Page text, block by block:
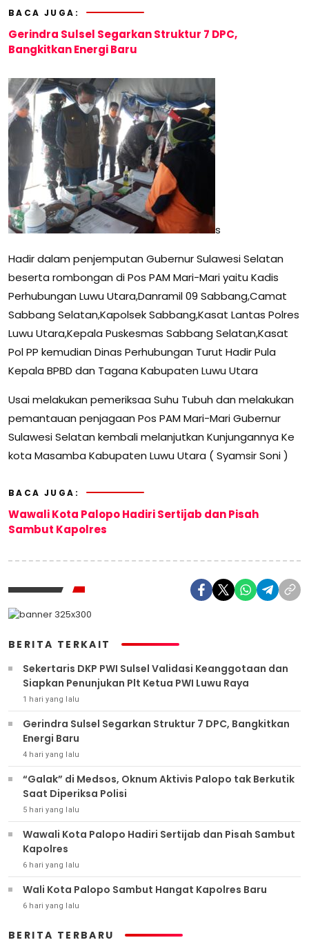
BACA JUGA:
Gerindra Sulsel Segarkan Struktur 7 DPC,
Bangkitkan Energi Baru
s
Hadir dalam penjemputan Gubernur Sulawesi Selatan
beserta rombongan di Pos PAM Mari-Mari yaitu Kadis
Perhubungan Luwu Utara,Danramil 09 Sabbang,Camat
Sabbang Selatan,Kapolsek Sabbang,Kasat Lantas Polres
Luwu Utara,Kepala Puskesmas Sabbang Selatan,Kasat
Pol PP kemudian Dinas Perhubungan Turut Hadir Pula
Kepala BPBD dan Tagana Kabupaten Luwu Utara
Usai melakukan pemeriksaa Suhu Tubuh dan melakukan
pemantauan penjagaan Pos PAM Mari-Mari Gubernur
Sulawesi Selatan kembali melanjutkan Kunjungannya Ke
kota Masamba Kabupaten Luwu Utara ( Syamsir Soni )
BACA JUGA:
Wawali Kota Palopo Hadiri Sertijab dan Pisah
Sambut Kapolres
BERITA TERKAIT
Sekertaris DKP PWI Sulsel Validasi Keanggotaan dan
Siapkan Penunjukan Plt Ketua PWI Luwu Raya
1 hari yang lalu
Gerindra Sulsel Segarkan Struktur 7 DPC, Bangkitkan
Energi Baru
4 hari yang lalu
“Galak” di Medsos, Oknum Aktivis Palopo tak Berkutik
Saat Diperiksa Polisi
5 hari yang lalu
Wawali Kota Palopo Hadiri Sertijab dan Pisah Sambut
Kapolres
6 hari yang lalu
Wali Kota Palopo Sambut Hangat Kapolres Baru
6 hari yang lalu
BERITA TERBARU